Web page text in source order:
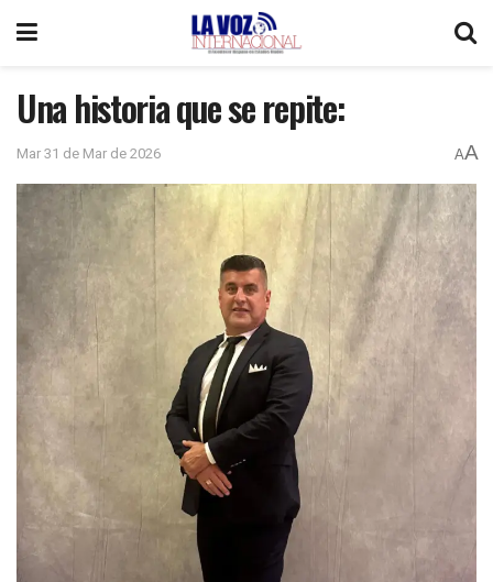
Una historia que se repite:
Mar 31 de Mar de 2026 AA